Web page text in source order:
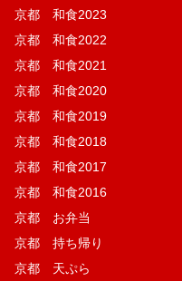
京都 和食2023
京都 和食2022
京都 和食2021
京都 和食2020
京都 和食2019
京都 和食2018
京都 和食2017
京都 和食2016
京都 お弁当
京都 持ち帰り
京都 天ぷら